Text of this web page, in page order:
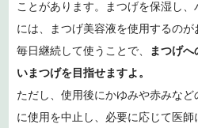
ことがあります。まつげを保湿し
には、まつげ美容液を使用するのが
毎日継続して使うことで、
まつげへ
いまつげを目指せますよ。
ただし、使用後にかゆみや赤みな
に使用を中止し、必要に応じて医師